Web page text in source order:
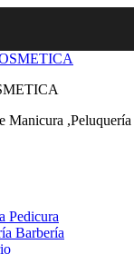
Manicura
Pedicura
Barbería